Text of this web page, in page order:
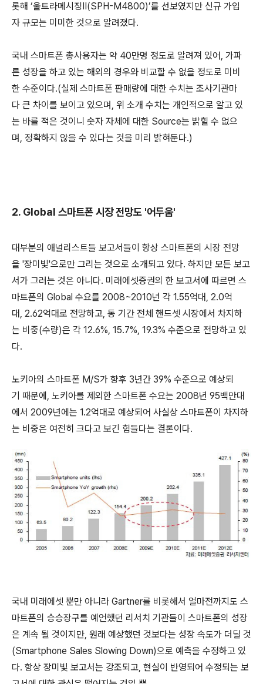
롯해 ‘울트라메시징Ⅱ(SPH-M4800)’를 선보였지만 신규 가입
자 규모는 미미한 것으로 알려졌다.
국내 스마트폰 총사용자는 약 40만명 정도로 알려져 있어, 가파
른 성장을 하고 있는 해외의 경우와 비교할 수 없을 정도로 미비
한 수준이다.(실제 스마트폰 판매량에 대한 수치는 조사기관마
다 큰 차이를 보이고 있으며, 위 소개 수치는 개인적으로 알고 있
는 바를 적은 것이니 숫자 자체에 대한 Source는 밝힐 수 없으
며, 정확하지 않을 수 있다는 것을 미리 밝혀둔다.)
2. Global 스마트폰 시장 전망도 '어두움'
대부분의 애널리스트들 보고서들이 항상 스마트폰의 시장 전망
을 '장미빛'으로만 그리는 것으로 소개되고 있다. 하지만 모든 보고
서가 그러는 것은 아니다. 미래에셋증권의 한 보고서에 따르면 스
마트폰의 Global 수요를 2008~2010년 각 1.55억대, 2.0억
대, 2.62억대로 전망하고, 동 기간 전체 핸드셋 시장에서 차지하
는 비중(수량)은 각 12.6%, 15.7%, 19.3% 수준으로 전망하고 있
다.
노키아의 스마트폰 M/S가 향후 3년간 39% 수준으로 예상되
기 때문에, 노키아를 제외한 스마트폰 수요는 2008년 95백만대
에서 2009년에는 1.2억대로 예상되어 사실상 스마트폰이 차지하
는 비중은 여전히 크다고 보긴 힘들다는 결론이다.
국내 미래에셋 뿐만 아니라 Gartner를 비롯해서 얼마전까지도 스
마트폰의 승승장구를 예언했던 리서치 기관들이 스마트폰의 성장
은 계속 될 것이지만, 원래 예상했던 것보다는 성장 속도가 더딜 것
(Smartphone Sales Slowing Down)으로 예측을 수정하고 있
다. 항상 장미빛 보고서는 강조되고, 현실이 반영되어 수정되는 보